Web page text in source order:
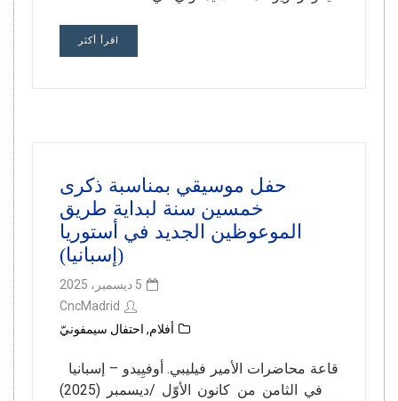
اقرأ أكثر
حفل موسيقي بمناسبة ذكرى
خمسين سنة لبداية طريق
الموعوظين الجديد في أستوريا
(إسبانيا)
5 ديسمبر، 2025
CncMadrid
أفلام, احتفال سيمفونيّ
قاعة محاضرات الأمير فيليبي. أوفيِيدو – إسبانيا
في الثامن من كانون الأوّل /ديسمبر (2025)